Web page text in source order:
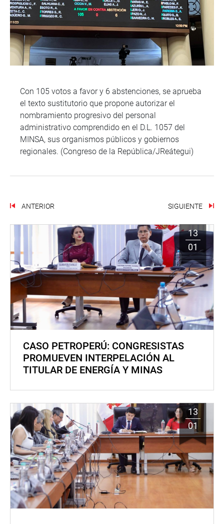
Con 105 votos a favor y 6 abstenciones, se aprueba
el texto sustitutorio que propone autorizar el
nombramiento progresivo del personal
administrativo comprendido en el D.L. 1057 del
MINSA, sus organismos públicos y gobiernos
regionales. (Congreso de la República/JReátegui)
ANTERIOR SIGUIENTE
13
01
CASO PETROPERÚ: CONGRESISTAS
PROMUEVEN INTERPELACIÓN AL
TITULAR DE ENERGÍA Y MINAS
13
01